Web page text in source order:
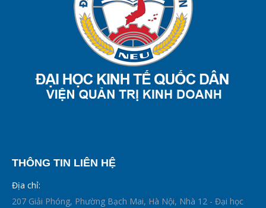
THÔNG TIN LIÊN HỆ
Địa chỉ:
207 Giải Phóng, Phường Bạch Mai, Hà Nội, Nhà 12 - Đại học